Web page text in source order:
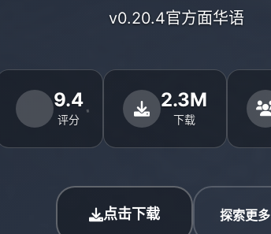
v0.20.4官方面华语
9.4
评分
2.3M
下载
点击下载 探索更多